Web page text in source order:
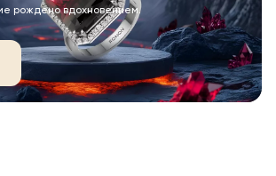
рождено вдохновением.